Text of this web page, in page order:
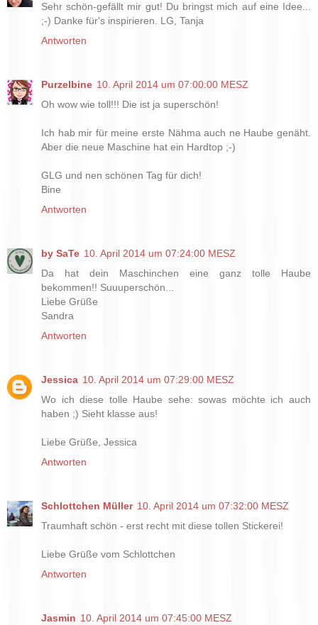
Sehr schön-gefällt mir gut! Du bringst mich auf eine Idee...
;-) Danke für's inspirieren. LG, Tanja
Antworten
Purzelbine 10. April 2014 um 07:00:00 MESZ
Oh wow wie toll!!! Die ist ja superschön!
Ich hab mir für meine erste Nähma auch ne Haube genäht.
Aber die neue Maschine hat ein Hardtop ;-)
GLG und nen schönen Tag für dich!
Bine
Antworten
by SaTe 10. April 2014 um 07:24:00 MESZ
Da hat dein Maschinchen eine ganz tolle Haube
bekommen!! Suuuperschön...
Liebe Grüße
Sandra
Antworten
Jessica 10. April 2014 um 07:29:00 MESZ
Wo ich diese tolle Haube sehe: sowas möchte ich auch
haben ;) Sieht klasse aus!
Liebe Grüße, Jessica
Antworten
Schlottchen Müller 10. April 2014 um 07:32:00 MESZ
Traumhaft schön - erst recht mit diese tollen Stickerei!
Liebe Grüße vom Schlottchen
Antworten
Jasmin 10. April 2014 um 07:45:00 MESZ